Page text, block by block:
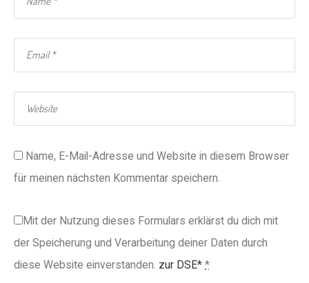
Name, E-Mail-Adresse und Website in diesem Browser
für meinen nächsten Kommentar speichern.
Mit der Nutzung dieses Formulars erklärst du dich mit
der Speicherung und Verarbeitung deiner Daten durch
diese Website einverstanden. zur DSE* *